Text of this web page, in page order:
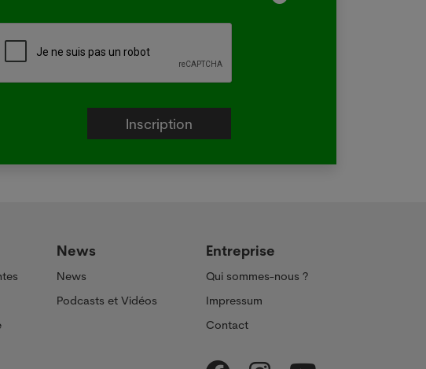
Lire plus
News
News
Podcasts et Vidéos
Entreprise
Qui sommes-nous ?
Impressum
Contact